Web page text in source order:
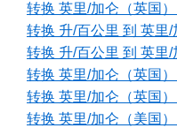
转换 英里/加仑（英国
转换 升/百公里 到 英里/
转换 升/百公里 到 英里/
转换 英里/加仑（英国
转换 英里/加仑（英国
转换 英里/加仑（美国